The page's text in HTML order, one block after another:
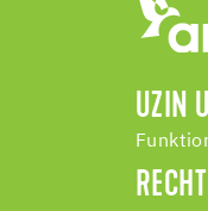
UZIN